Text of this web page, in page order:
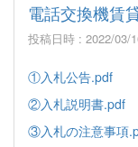
電話交換機賃
投稿日時 : 2022/03/
①入札公告.pdf
②入札説明書.pdf
③入札の注意事項